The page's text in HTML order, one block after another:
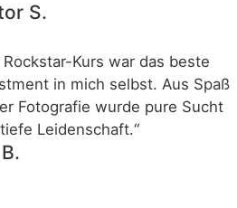
S.
Rockstar-Kurs war das beste
in mich selbst. Aus Spaß
Fotografie wurde pure Sucht
Leidenschaft.“